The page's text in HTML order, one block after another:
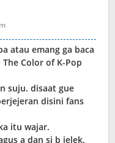
atau emang ga baca
Color of K-Pop
suju. disaat gue
disini fans
itu wajar.
a dan si b jelek.